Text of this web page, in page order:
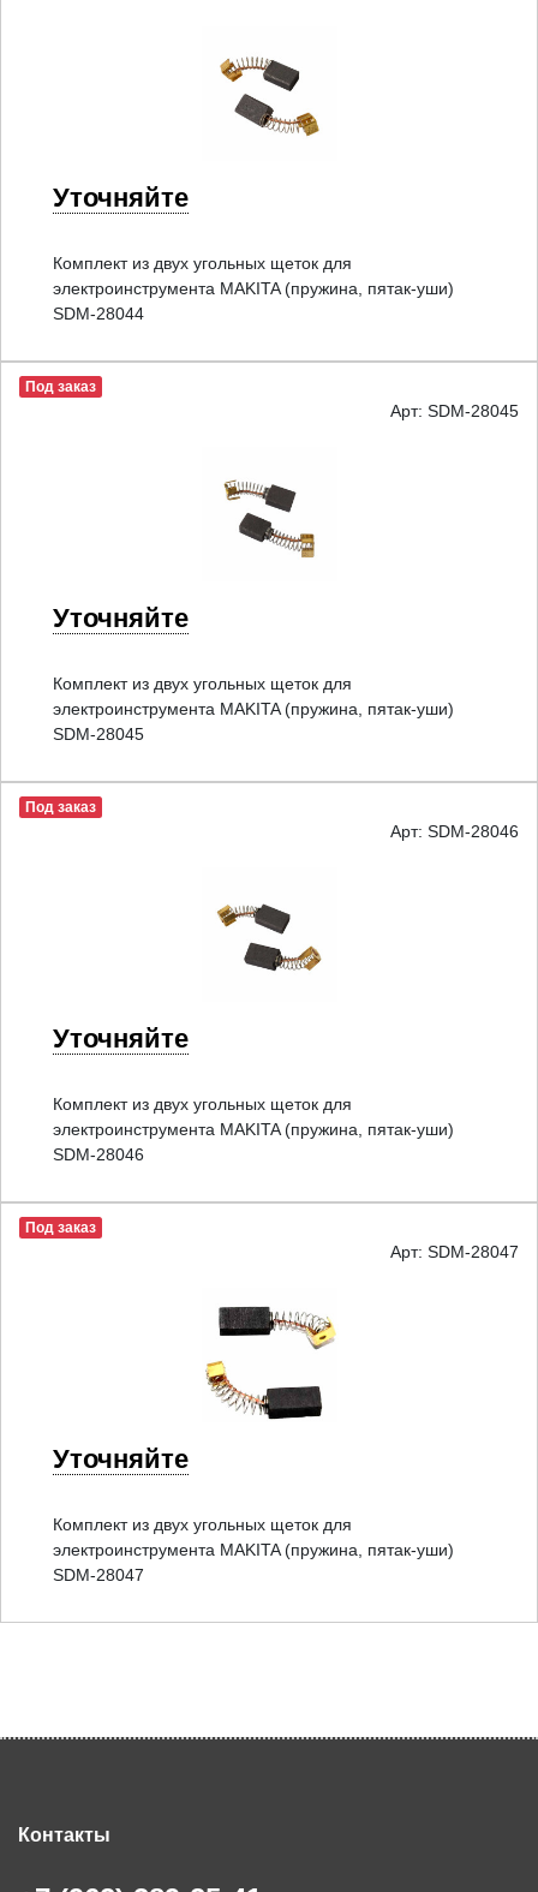
Уточняйте
Комплект из двух угольных щеток для
электроинструмента MAKITA (пружина, пятак-уши)
SDM-28044
Под заказ
Арт: SDM-28045
Уточняйте
Комплект из двух угольных щеток для
электроинструмента MAKITA (пружина, пятак-уши)
SDM-28045
Под заказ
Арт: SDM-28046
Уточняйте
Комплект из двух угольных щеток для
электроинструмента MAKITA (пружина, пятак-уши)
SDM-28046
Под заказ
Арт: SDM-28047
Уточняйте
Комплект из двух угольных щеток для
электроинструмента MAKITA (пружина, пятак-уши)
SDM-28047
Контакты